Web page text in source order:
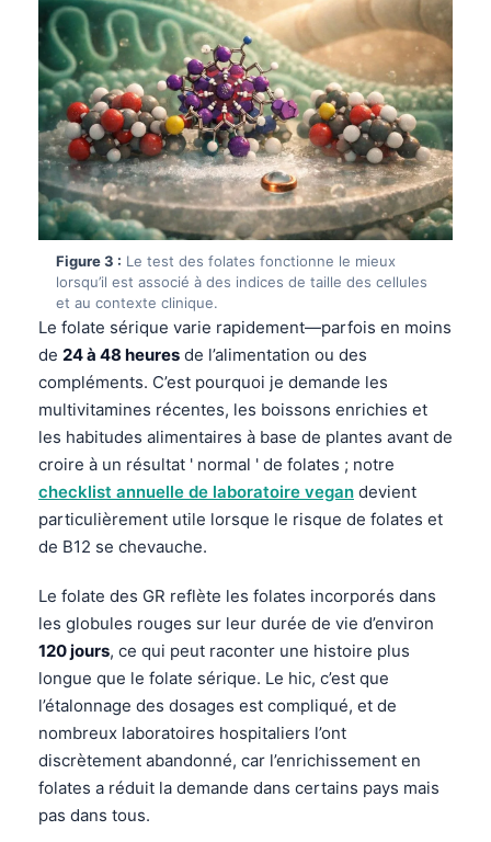
Figure 3 : Le test des folates fonctionne le mieux
lorsqu’il est associé à des indices de taille des cellules
et au contexte clinique.
Le folate sérique varie rapidement—parfois en moins
de 24 à 48 heures de l’alimentation ou des
compléments. C’est pourquoi je demande les
multivitamines récentes, les boissons enrichies et
les habitudes alimentaires à base de plantes avant de
croire à un résultat ' normal ' de folates ; notre
checklist annuelle de laboratoire vegan devient
particulièrement utile lorsque le risque de folates et
de B12 se chevauche.
Le folate des GR reflète les folates incorporés dans
les globules rouges sur leur durée de vie d’environ
120 jours, ce qui peut raconter une histoire plus
longue que le folate sérique. Le hic, c’est que
l’étalonnage des dosages est compliqué, et de
nombreux laboratoires hospitaliers l’ont
discrètement abandonné, car l’enrichissement en
folates a réduit la demande dans certains pays mais
pas dans tous.